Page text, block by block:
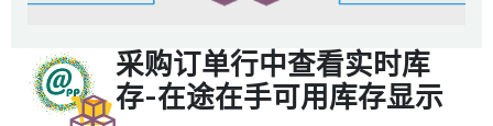
采购订单行中查看实时库
存-在途在手可用库存显示